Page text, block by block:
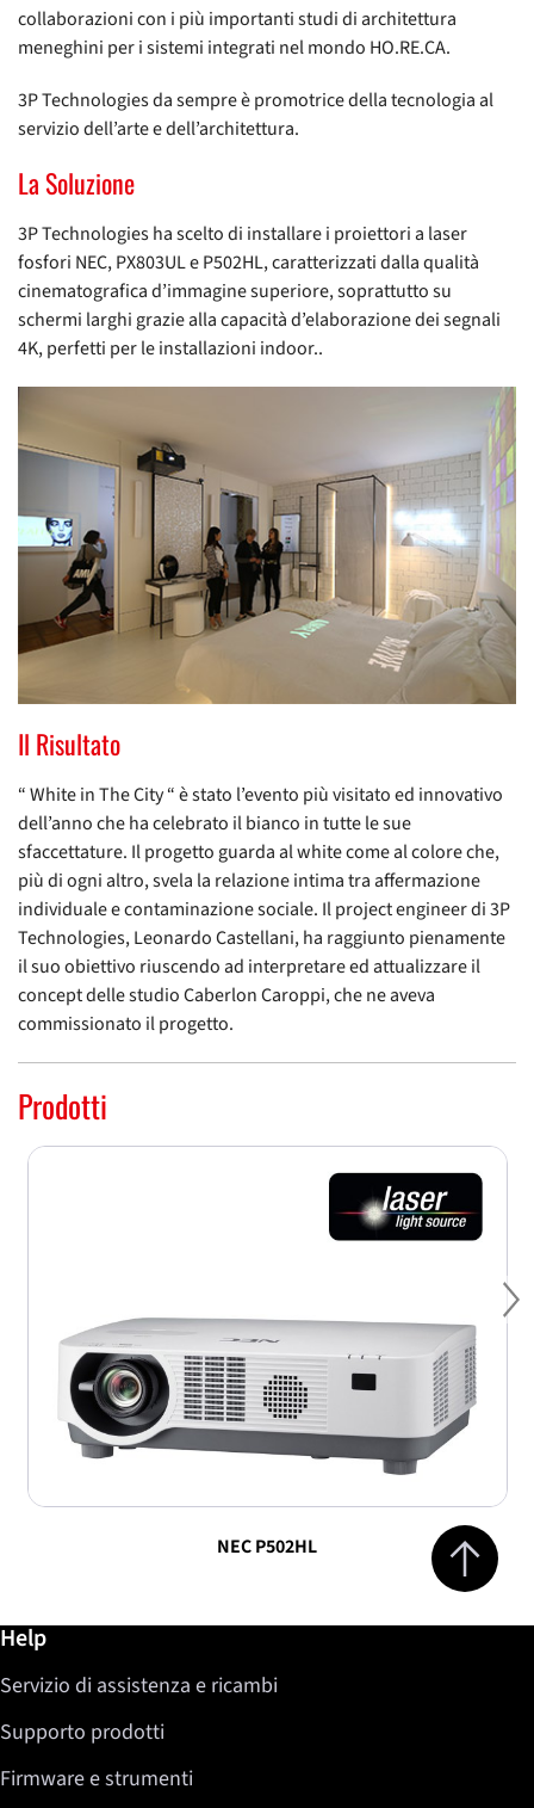
collaborazioni con i più importanti studi di architettura
meneghini per i sistemi integrati nel mondo HO.RE.CA.
3P Technologies da sempre è promotrice della tecnologia al
servizio dell’arte e dell’architettura.
La Soluzione
3P Technologies ha scelto di installare i proiettori a laser
fosfori NEC, PX803UL e P502HL, caratterizzati dalla qualità
cinematografica d’immagine superiore, soprattutto su
schermi larghi grazie alla capacità d’elaborazione dei segnali
4K, perfetti per le installazioni indoor..
Il Risultato
“ White in The City “ è stato l’evento più visitato ed innovativo
dell’anno che ha celebrato il bianco in tutte le sue
sfaccettature. Il progetto guarda al white come al colore che,
più di ogni altro, svela la relazione intima tra affermazione
individuale e contaminazione sociale. Il project engineer di 3P
Technologies, Leonardo Castellani, ha raggiunto pienamente
il suo obiettivo riuscendo ad interpretare ed attualizzare il
concept delle studio Caberlon Caroppi, che ne aveva
commissionato il progetto.
Prodotti
NEC P502HL Jump to top
Ulteriori informazioni / Help
Help
Servizio di assistenza e ricambi
Supporto prodotti
Firmware e strumenti